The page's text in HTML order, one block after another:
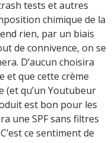
tests et autres
chimique de la
rien, par un biais
de connivence, on se
D’aucun choisira
et que cette crème
(et qu’un Youtubeur
est bon pour les
une SPF sans filtres
ce sentiment de